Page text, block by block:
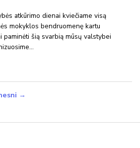
atkūrimo dienai kviečiame visą
mokyklos bendruomenę kartu
paminėti šią svarbią mūsų valstybei
→